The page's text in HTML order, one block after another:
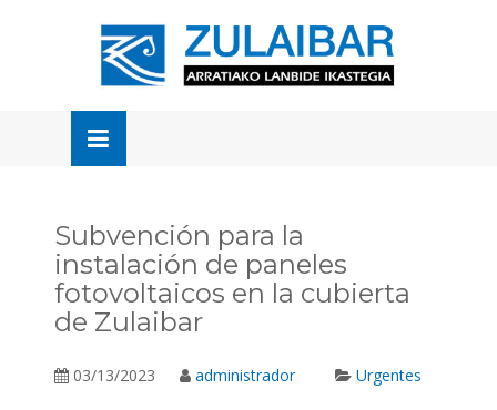
Subvención para la
instalación de paneles
fotovoltaicos en la cubierta
de Zulaibar
03/13/2023 administrador Urgentes